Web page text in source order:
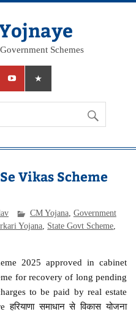
Schemes
Vikas Scheme
CM Yojana, Government
Yojana State Govt Scheme
2025 approved in cabinet
for recovery of long pending
to be paid by real estate
समाधान से विकास योजना